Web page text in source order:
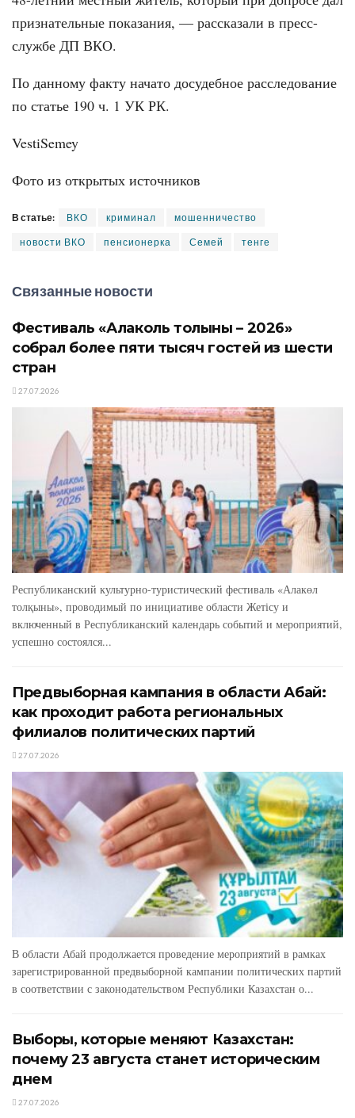
признательные показания, — рассказали в пресс-
службе ДП ВКО.
По данному факту начато досудебное расследование
по статье 190 ч. 1 УК РК.
VestiSemey
Фото из открытых источников
В статье: ВКО криминал мошенничество
новости ВКО пенсионерка Семей тенге
Связанные новости
Фестиваль «Алаколь толқыны – 2026»
собрал более пяти тысяч гостей из шести
стран
27.07.2026
Республиканский культурно-туристический фестиваль «Алакөл
толқыны», проводимый по инициативе области Жетісу и
включенный в Республиканский календарь событий и мероприятий,
успешно состоялся...
Предвыборная кампания в области Абай:
как проходит работа региональных
филиалов политических партий
27.07.2026
В области Абай продолжается проведение мероприятий в рамках
зарегистрированной предвыборной кампании политических партий
в соответствии с законодательством Республики Казахстан о...
Выборы, которые меняют Казахстан:
почему 23 августа станет историческим
днем
27.07.2026